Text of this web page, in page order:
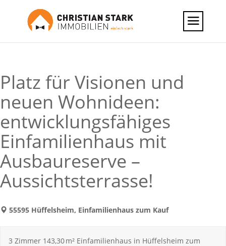
Platz für Visionen und
neuen Wohnideen:
entwicklungsfähiges
Einfamilienhaus mit
Ausbaureserve –
Aussichtsterrasse!
55595 Hüffelsheim, Einfamilienhaus zum Kauf
3 Zimmer 143,30 m² Einfamilienhaus in Hüffelsheim zum